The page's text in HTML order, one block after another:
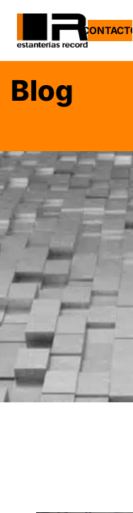
CONTACTO
Blog